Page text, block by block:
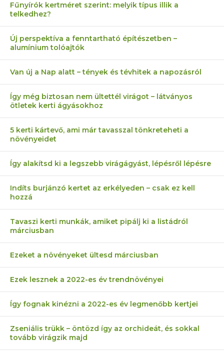
Fűnyírók kertméret szerint: melyik típus illik a
telkedhez?
Új perspektíva a fenntartható építészetben –
alumínium tolóajtók
Van új a Nap alatt – tények és tévhitek a napozásról
Így még biztosan nem ültettél virágot – látványos
ötletek kerti ágyásokhoz
5 kerti kártevő, ami már tavasszal tönkreteheti a
növényeidet
Így alakítsd ki a legszebb virágágyást, lépésről lépésre
Indíts burjánzó kertet az erkélyeden – csak ez kell
hozzá
Tavaszi kerti munkák, amiket pipálj ki a listádról
márciusban
Ezeket a növényeket ültesd márciusban
Ezek lesznek a 2022-es év trendnövényei
Így fognak kinézni a 2022-es év legmenőbb kertjei
Zseniális trükk – öntözd így az orchideát, és sokkal
tovább virágzik majd